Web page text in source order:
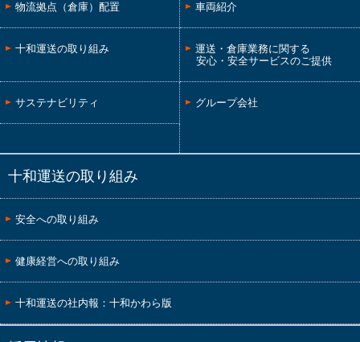
物流拠点（倉庫）配置 車両紹介
十和運送の取り組み
運送・倉庫業務に関する
安心・安全サービスのご提供
サステナビリティ グループ会社
十和運送の取り組み
安全への取り組み
健康経営への取り組み
十和運送の社内報：十和かわら版